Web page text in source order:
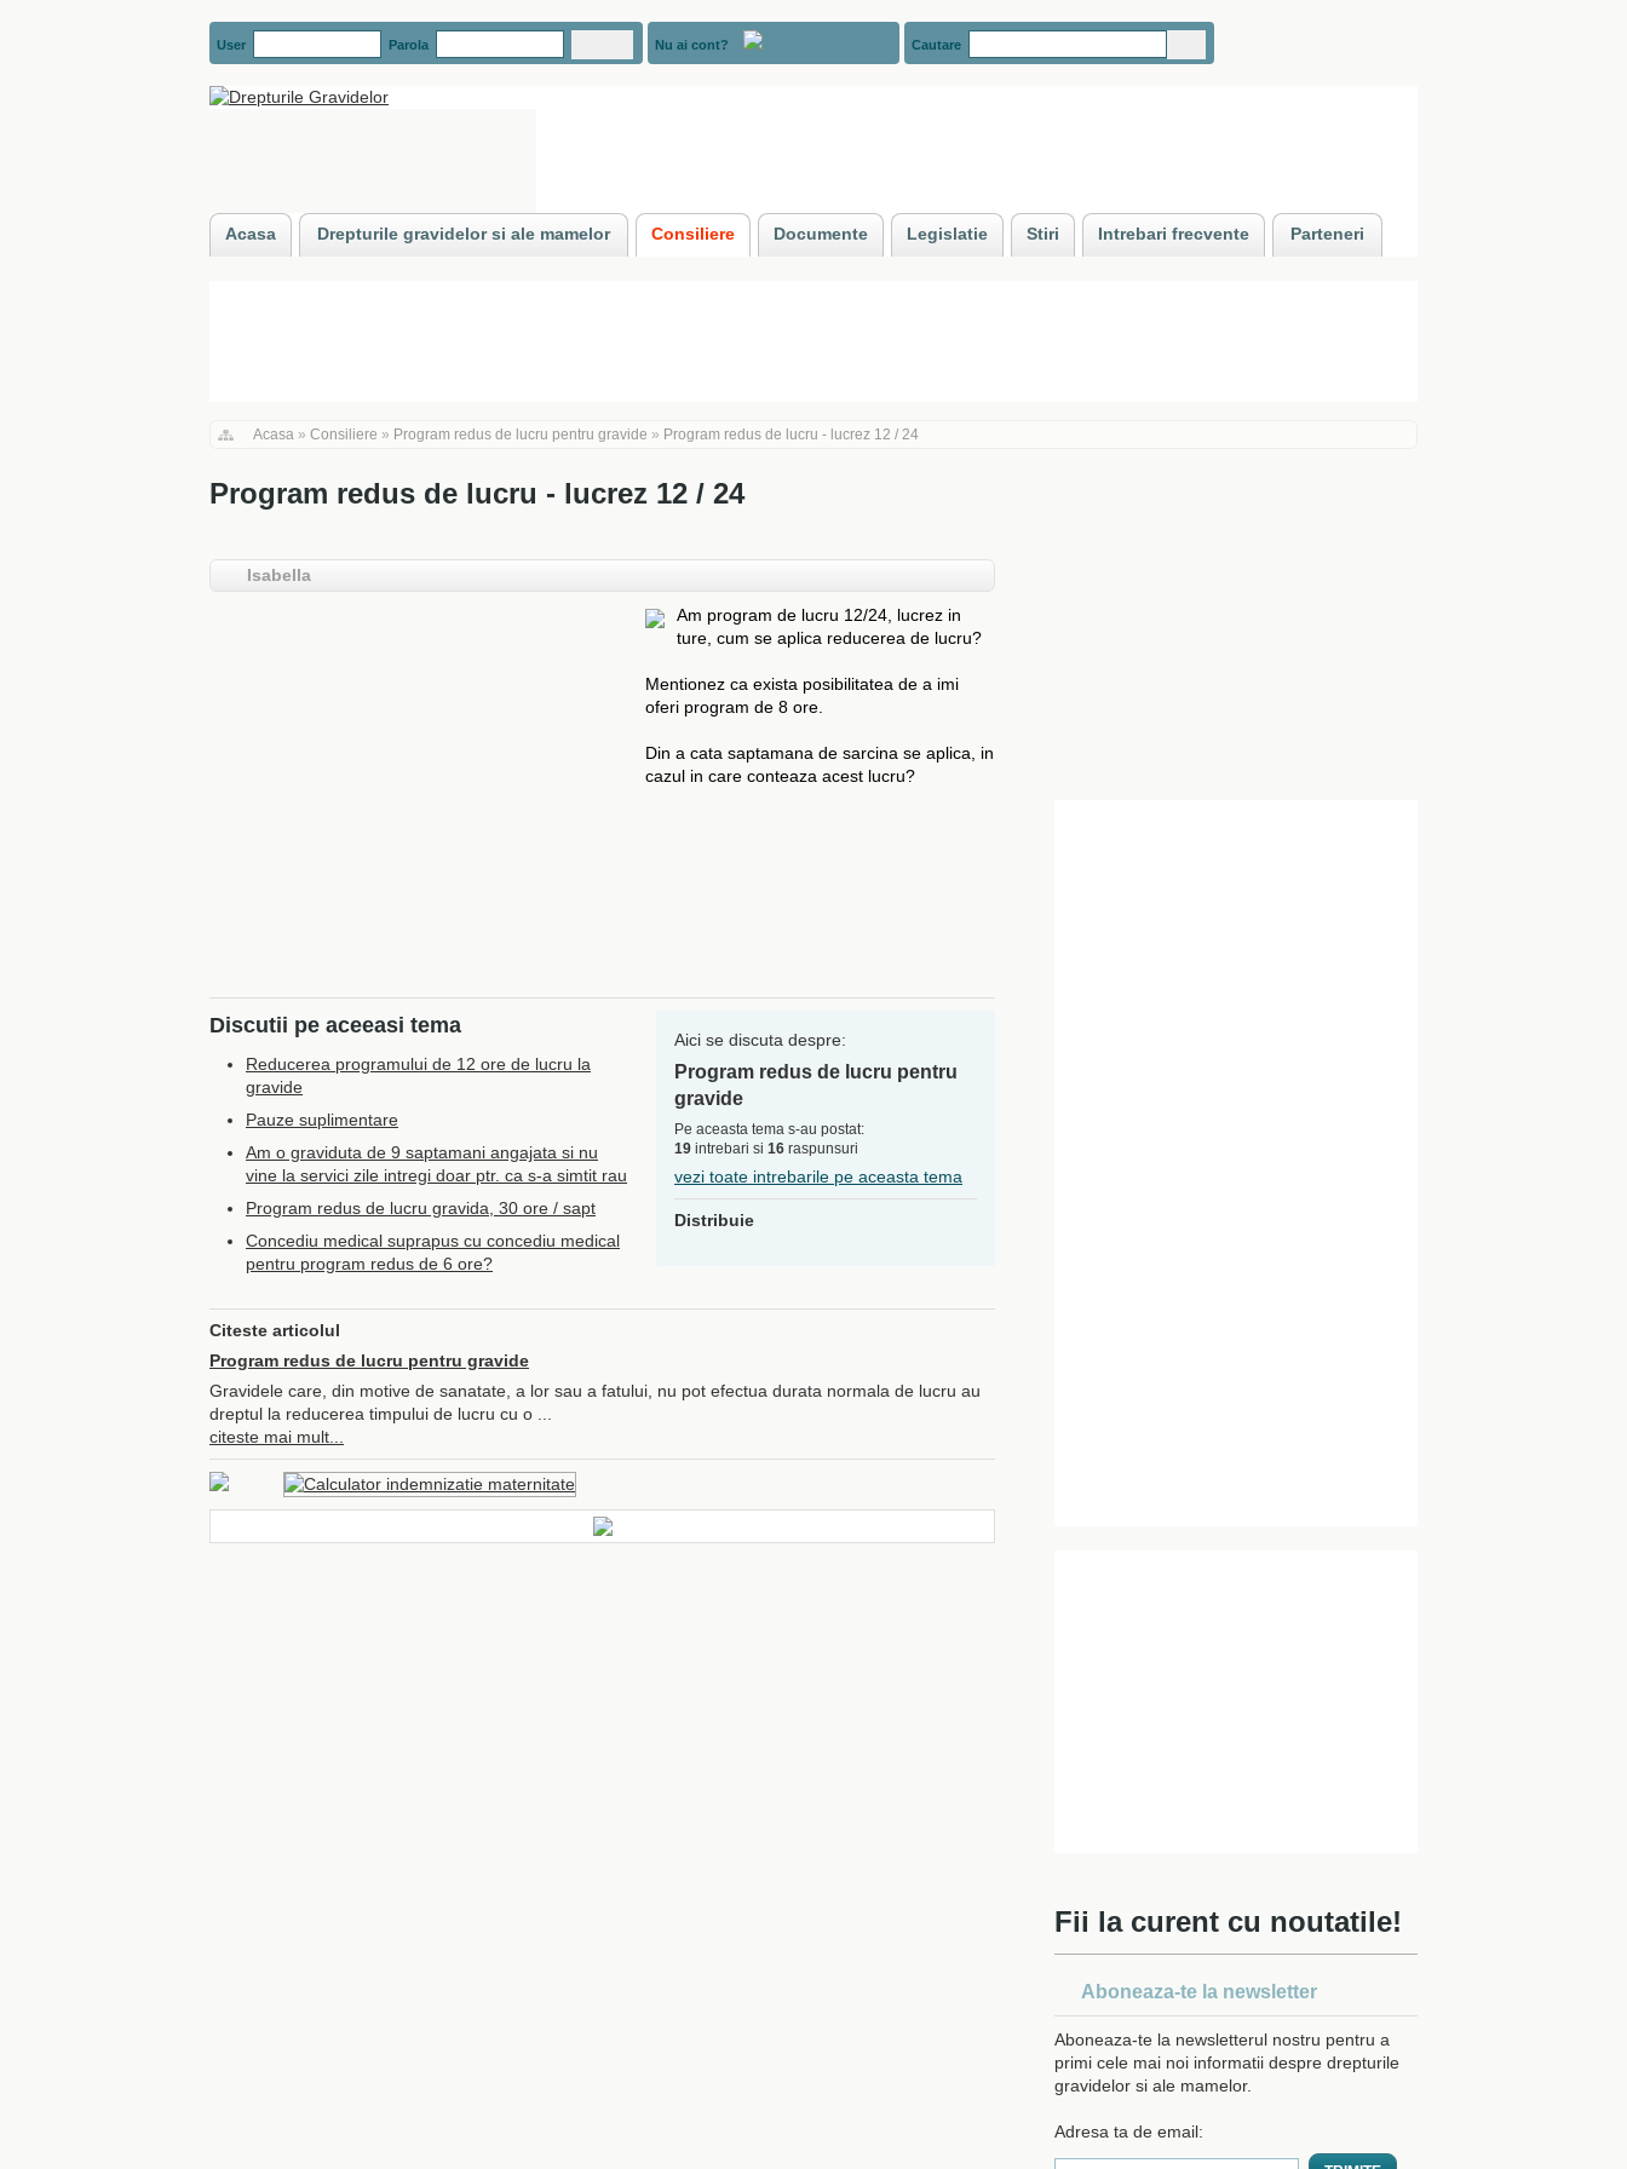
Acasa » Consiliere » Program redus de lucru pentru gravide » Program redus de lucru - lucrez 12 / 24
Program redus de lucru - lucrez 12 / 24
Isabella
Am program de lucru 12/24, lucrez in
ture, cum se aplica reducerea de lucru?
Mentionez ca exista posibilitatea de a imi
oferi program de 8 ore.
Din a cata saptamana de sarcina se aplica, in
cazul in care conteaza acest lucru?
Discutii pe aceeasi tema
Reducerea programului de 12 ore de lucru la
gravide
Pauze suplimentare
Am o graviduta de 9 saptamani angajata si nu
vine la servici zile intregi doar ptr. ca s-a simtit rau
Program redus de lucru gravida, 30 ore / sapt
Concediu medical suprapus cu concediu medical
pentru program redus de 6 ore?
Aici se discuta despre:
Program redus de lucru pentru
gravide
Pe aceasta tema s-au postat:
19 intrebari si 16 raspunsuri
vezi toate intrebarile pe aceasta tema
Distribuie
Citeste articolul
Program redus de lucru pentru gravide
Gravidele care, din motive de sanatate, a lor sau a fatului, nu pot efectua durata normala de lucru au
dreptul la reducerea timpului de lucru cu o ...
citeste mai mult...
Fii la curent cu noutatile!
Aboneaza-te la newsletter
Aboneaza-te la newsletterul nostru pentru a
primi cele mai noi informatii despre drepturile
gravidelor si ale mamelor.
Adresa ta de email:
User Parola Nu ai cont? Cautare
Acasa Drepturile gravidelor si ale mamelor Consiliere Documente Legislatie Stiri Intrebari frecvente Parteneri